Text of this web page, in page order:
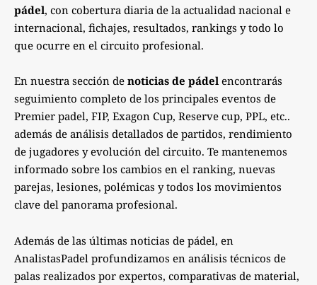
pádel, con cobertura diaria de la actualidad nacional e
internacional, fichajes, resultados, rankings y todo lo
que ocurre en el circuito profesional.
En nuestra sección de noticias de pádel encontrarás
seguimiento completo de los principales eventos de
Premier padel, FIP, Exagon Cup, Reserve cup, PPL, etc..
además de análisis detallados de partidos, rendimiento
de jugadores y evolución del circuito. Te mantenemos
informado sobre los cambios en el ranking, nuevas
parejas, lesiones, polémicas y todos los movimientos
clave del panorama profesional.
Además de las últimas noticias de pádel, en
AnalistasPadel profundizamos en análisis técnicos de
palas realizados por expertos, comparativas de material,